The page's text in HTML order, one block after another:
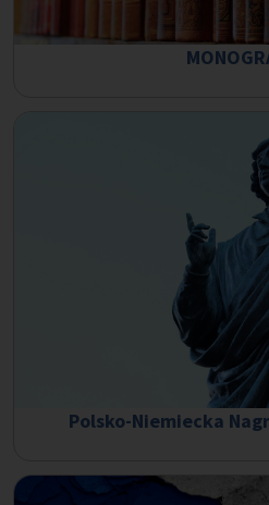
Polsko-Niemiecka